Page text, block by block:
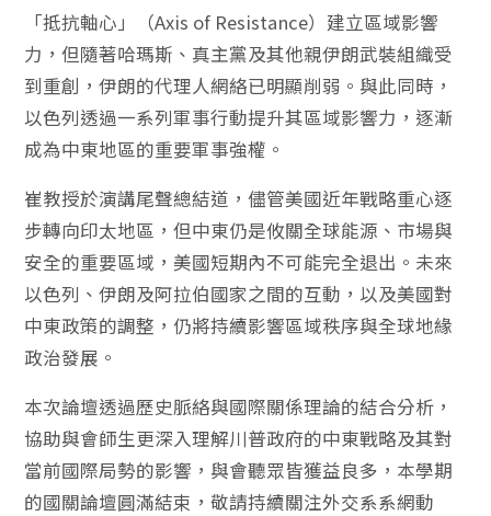
「抵抗軸心」（Axis of Resistance）建立區域影響
力，但隨著哈瑪斯、真主黨及其他親伊朗武裝組織受
到重創，伊朗的代理人網絡已明顯削弱。與此同時，
以色列透過一系列軍事行動提升其區域影響力，逐漸
成為中東地區的重要軍事強權。
崔教授於演講尾聲總結道，儘管美國近年戰略重心逐
步轉向印太地區，但中東仍是攸關全球能源、市場與
安全的重要區域，美國短期內不可能完全退出。未來
以色列、伊朗及阿拉伯國家之間的互動，以及美國對
中東政策的調整，仍將持續影響區域秩序與全球地緣
政治發展。
本次論壇透過歷史脈絡與國際關係理論的結合分析，
協助與會師生更深入理解川普政府的中東戰略及其對
當前國際局勢的影響，與會聽眾皆獲益良多，本學期
的國關論壇圓滿結束，敬請持續關注外交系系網動